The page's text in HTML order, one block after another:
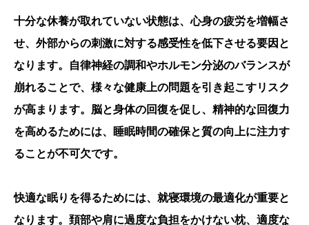
十分な休養が取れていない状態は、心身の疲労を増幅さ
せ、外部からの刺激に対する感受性を低下させる要因と
なります。自律神経の調和やホルモン分泌のバランスが
崩れることで、様々な健康上の問題を引き起こすリスク
が高まります。脳と身体の回復を促し、精神的な回復力
を高めるためには、睡眠時間の確保と質の向上に注力す
ることが不可欠です。
快適な眠りを得るためには、就寝環境の最適化が重要と
なります。頚部や肩に過度な負担をかけない枕、適度な